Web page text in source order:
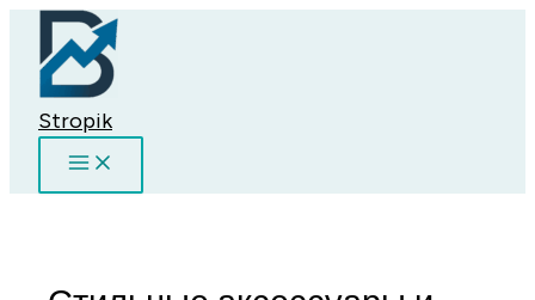
Перейти
содержимому
Stropik